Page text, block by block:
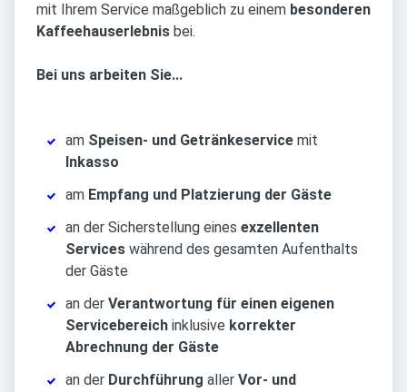
mit Ihrem Service maßgeblich zu einem besonderen
Kaffeehauserlebnis bei.
Bei uns arbeiten Sie...
am Speisen- und Getränkeservice mit
Inkasso
am Empfang und Platzierung der Gäste
an der Sicherstellung eines exzellenten
Services während des gesamten Aufenthalts
der Gäste
an der Verantwortung für einen eigenen
Servicebereich inklusive korrekter
Abrechnung der Gäste
an der Durchführung aller Vor- und